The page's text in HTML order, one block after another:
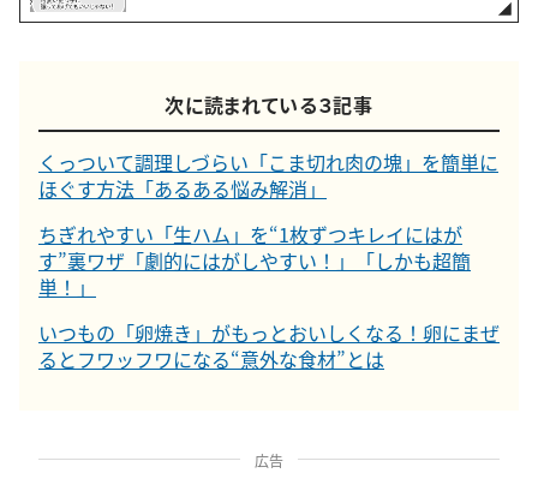
次に読まれている３記事
くっついて調理しづらい「こま切れ肉の塊」を簡単に
ほぐす方法「あるある悩み解消」
ちぎれやすい「生ハム」を“1枚ずつキレイにはが
す”裏ワザ「劇的にはがしやすい！」「しかも超簡
単！」
いつもの「卵焼き」がもっとおいしくなる！卵にまぜ
るとフワッフワになる“意外な食材”とは
広告